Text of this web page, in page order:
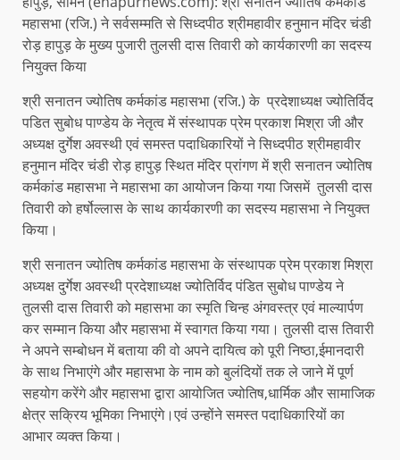
महासभा (रजि.) ने सर्वसम्मति से सिध्दपीठ श्रीमहावीर हनुमान मंदिर चंडी
रोड़ हापुड़ के मुख्य पुजारी तुलसी दास तिवारी को कार्यकारणी का सदस्य
नियुक्त किया
श्री सनातन ज्योतिष कर्मकांड महासभा (रजि.) के प्रदेशाध्यक्ष ज्योतिर्विद
पडित सुबोध पाण्डेय के नेतृत्व में संस्थापक प्रेम प्रकाश मिश्रा जी और
अध्यक्ष दुर्गेश अवस्थी एवं समस्त पदाधिकारियों ने सिध्दपीठ श्रीमहावीर
हनुमान मंदिर चंडी रोड़ हापुड़ स्थित मंदिर प्रांगण में श्री सनातन ज्योतिष
कर्मकांड महासभा ने महासभा का आयोजन किया गया जिसमें तुलसी दास
तिवारी को हर्षोल्लास के साथ कार्यकारणी का सदस्य महासभा ने नियुक्त
किया।
श्री सनातन ज्योतिष कर्मकांड महासभा के संस्थापक प्रेम प्रकाश मिश्रा
अध्यक्ष दुर्गेश अवस्थी प्रदेशाध्यक्ष ज्योतिर्विद पंडित सुबोध पाण्डेय ने
तुलसी दास तिवारी को महासभा का स्मृति चिन्ह अंगवस्त्र एवं माल्यार्पण
कर सम्मान किया और महासभा में स्वागत किया गया। तुलसी दास तिवारी
ने अपने सम्बोधन में बताया की वो अपने दायित्व को पूरी निष्ठा,ईमानदारी
के साथ निभाएंगे और महासभा के नाम को बुलंदियों तक ले जाने में पूर्ण
सहयोग करेंगे और महासभा द्वारा आयोजित ज्योतिष,धार्मिक और सामाजिक
क्षेत्र सक्रिय भूमिका निभाएंगे।एवं उन्होंने समस्त पदाधिकारियों का
आभार व्यक्त किया।